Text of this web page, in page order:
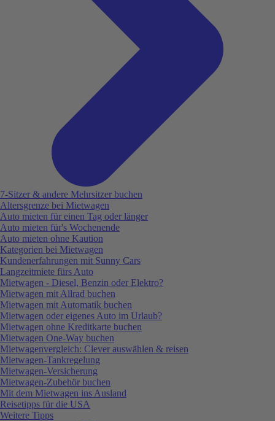
7-Sitzer & andere Mehrsitzer buchen
Altersgrenze bei Mietwagen
Auto mieten für einen Tag oder länger
Auto mieten für's Wochenende
Auto mieten ohne Kaution
Kategorien bei Mietwagen
Kundenerfahrungen mit Sunny Cars
Langzeitmiete fürs Auto
Mietwagen - Diesel, Benzin oder Elektro?
Mietwagen mit Allrad buchen
Mietwagen mit Automatik buchen
Mietwagen oder eigenes Auto im Urlaub?
Mietwagen ohne Kreditkarte buchen
Mietwagen One-Way buchen
Mietwagenvergleich: Clever auswählen & reisen
Mietwagen-Tankregelung
Mietwagen-Versicherung
Mietwagen-Zubehör buchen
Mit dem Mietwagen ins Ausland
Reisetipps für die USA
Weitere Tipps